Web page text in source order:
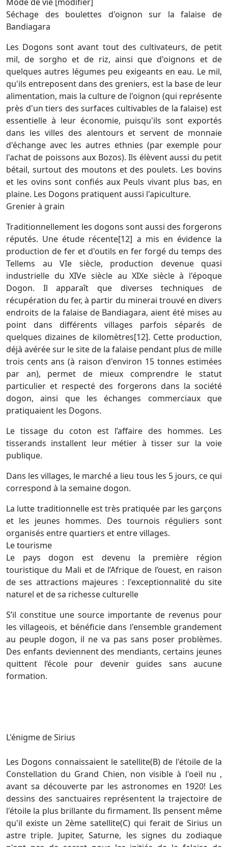
Séchage des boulettes d'oignon sur la falaise de
Bandiagara
Les Dogons sont avant tout des cultivateurs, de petit
mil, de sorgho et de riz, ainsi que d'oignons et de
quelques autres légumes peu exigeants en eau. Le mil,
qu'ils entreposent dans des greniers, est la base de leur
alimentation, mais la culture de l'oignon (qui représente
près d'un tiers des surfaces cultivables de la falaise) est
essentielle à leur économie, puisqu'ils sont exportés
dans les villes des alentours et servent de monnaie
d'échange avec les autres ethnies (par exemple pour
l'achat de poissons aux Bozos). Ils élèvent aussi du petit
bétail, surtout des moutons et des poulets. Les bovins
et les ovins sont confiés aux Peuls vivant plus bas, en
plaine. Les Dogons pratiquent aussi l'apiculture.
Grenier à grain
Traditionnellement les dogons sont aussi des forgerons
réputés. Une étude récente[12] a mis en évidence la
production de fer et d'outils en fer forgé du temps des
Tellems au VIe siècle, production devenue quasi
industrielle du XIVe siècle au XIXe siècle à l'époque
Dogon. Il apparaît que diverses techniques de
récupération du fer, à partir du minerai trouvé en divers
endroits de la falaise de Bandiagara, aient été mises au
point dans différents villages parfois séparés de
quelques dizaines de kilomètres[12]. Cette production,
déjà avérée sur le site de la falaise pendant plus de mille
trois cents ans (à raison d'environ 15 tonnes estimées
par an), permet de mieux comprendre le statut
particulier et respecté des forgerons dans la société
dogon, ainsi que les échanges commerciaux que
pratiquaient les Dogons.
Le tissage du coton est l’affaire des hommes. Les
tisserands installent leur métier à tisser sur la voie
publique.
Dans les villages, le marché a lieu tous les 5 jours, ce qui
correspond à la semaine dogon.
La lutte traditionnelle est très pratiquée par les garçons
et les jeunes hommes. Des tournois réguliers sont
organisés entre quartiers et entre villages.
Le tourisme
Le pays dogon est devenu la première région
touristique du Mali et de l’Afrique de l’ouest, en raison
de ses attractions majeures : l'exceptionnalité du site
naturel et de sa richesse culturelle
S’il constitue une source importante de revenus pour
les villageois, et bénéficie dans l'ensemble grandement
au peuple dogon, il ne va pas sans poser problèmes.
Des enfants deviennent des mendiants, certains jeunes
quittent l’école pour devenir guides sans aucune
formation.
L'énigme de Sirius
Les Dogons connaissaient le satellite(B) de l'étoile de la
Constellation du Grand Chien, non visible à l'oeil nu ,
avant sa découverte par les astronomes en 1920! Les
dessins des sanctuaires représentent la trajectoire de
l'étoile la plus brillante du firmament. Ils pensent même
qu'il existe un 2ème satellite(C) qui ferait de Sirius un
astre triple. Jupiter, Saturne, les signes du zodiaque